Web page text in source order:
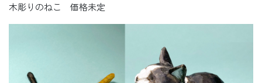
木彫りのねこ 価格未定